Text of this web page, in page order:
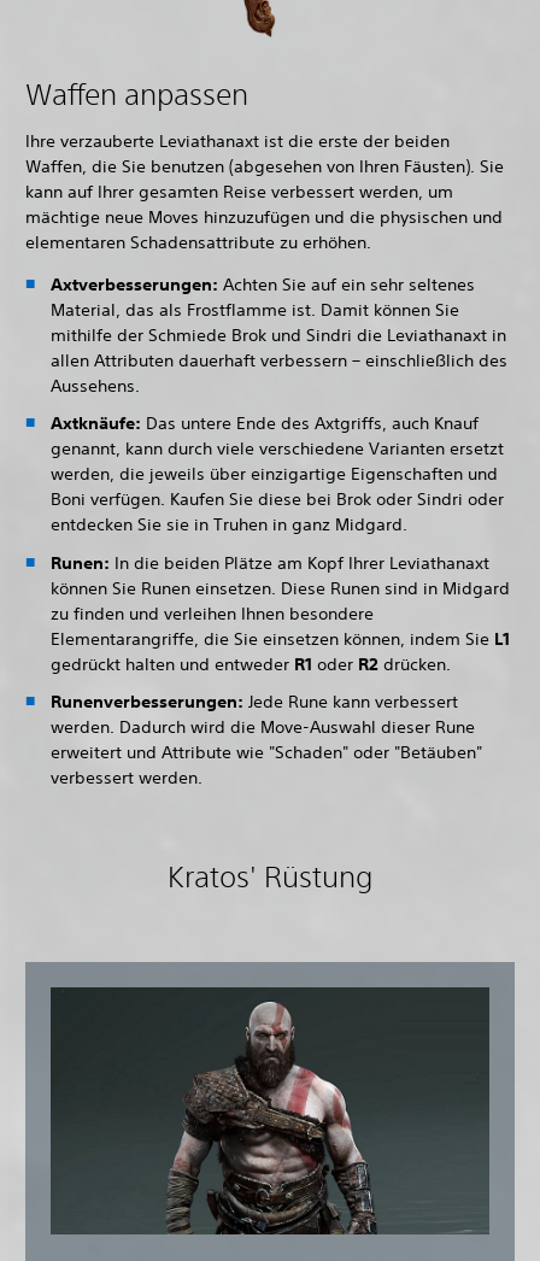
Waffen anpassen
Ihre verzauberte Leviathanaxt ist die erste der beiden
Waffen, die Sie benutzen (abgesehen von Ihren Fäusten). Sie
kann auf Ihrer gesamten Reise verbessert werden, um
mächtige neue Moves hinzuzufügen und die physischen und
elementaren Schadensattribute zu erhöhen.
Axtverbesserungen: Achten Sie auf ein sehr seltenes
Material, das als Frostflamme ist. Damit können Sie
mithilfe der Schmiede Brok und Sindri die Leviathanaxt in
allen Attributen dauerhaft verbessern – einschließlich des
Aussehens.
Axtknäufe: Das untere Ende des Axtgriffs, auch Knauf
genannt, kann durch viele verschiedene Varianten ersetzt
werden, die jeweils über einzigartige Eigenschaften und
Boni verfügen. Kaufen Sie diese bei Brok oder Sindri oder
entdecken Sie sie in Truhen in ganz Midgard.
Runen: In die beiden Plätze am Kopf Ihrer Leviathanaxt
können Sie Runen einsetzen. Diese Runen sind in Midgard
zu finden und verleihen Ihnen besondere
Elementarangriffe, die Sie einsetzen können, indem Sie L1
gedrückt halten und entweder R1 oder R2 drücken.
Runenverbesserungen: Jede Rune kann verbessert
werden. Dadurch wird die Move-Auswahl dieser Rune
erweitert und Attribute wie "Schaden" oder "Betäuben"
verbessert werden.
Kratos' Rüstung